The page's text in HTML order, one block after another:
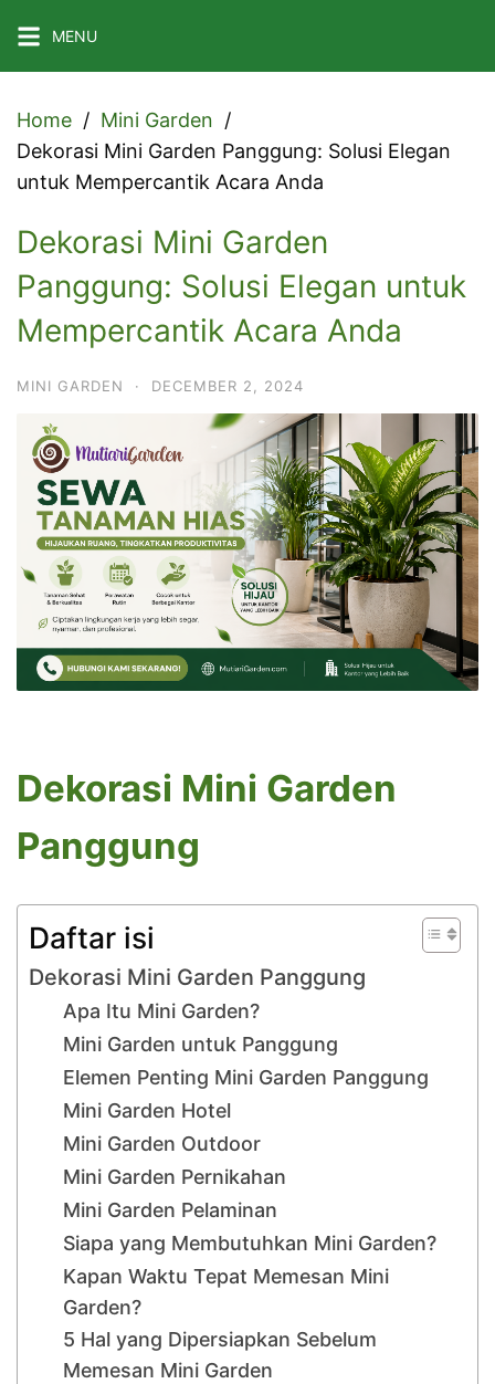
to
MENU
Home
Mini Garden
Dekorasi Mini Garden Panggung: Solusi Elegan
untuk Mempercantik Acara Anda
Dekorasi Mini Garden
Panggung: Solusi Elegan untuk
Mempercantik Acara Anda
MINI GARDEN · DECEMBER 2, 2024
Dekorasi Mini Garden
Panggung
Daftar isi
Dekorasi Mini Garden Panggung
Apa Itu Mini Garden?
Mini Garden untuk Panggung
Elemen Penting Mini Garden Panggung
Mini Garden Hotel
Mini Garden Outdoor
Mini Garden Pernikahan
Mini Garden Pelaminan
Siapa yang Membutuhkan Mini Garden?
Kapan Waktu Tepat Memesan Mini
Garden?
5 Hal yang Dipersiapkan Sebelum
Memesan Mini Garden